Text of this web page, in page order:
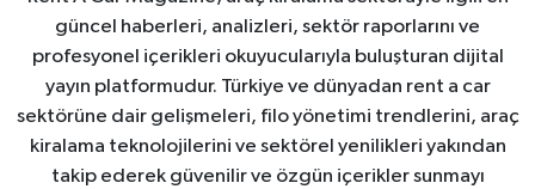
güncel haberleri, analizleri, sektör raporlarını ve
profesyonel içerikleri okuyucularıyla buluşturan dijital
yayın platformudur. Türkiye ve dünyadan rent a car
sektörüne dair gelişmeleri, filo yönetimi trendlerini, araç
kiralama teknolojilerini ve sektörel yenilikleri yakından
takip ederek güvenilir ve özgün içerikler sunmayı